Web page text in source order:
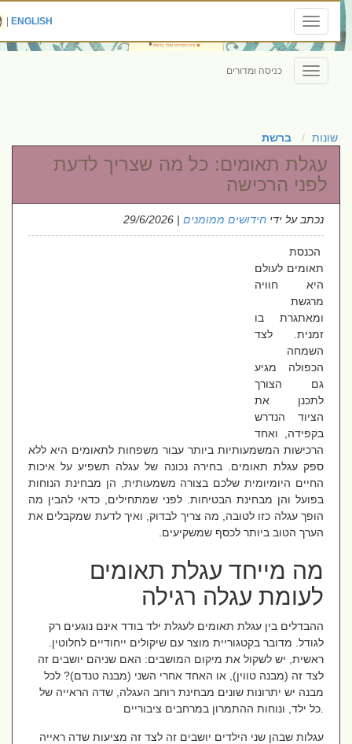
Toggle
navigation
ENGLISH
|
Toggle
navigation
כניסה ומדורים
שונות ברשת
עגלת תאומים: כל מה שצריך לדעת
לפני הרכישה
נכתב על ידיחידושים ממומנים| 29/6/2026
הכנסת
תאומים לעולם
היא חוויה
מרגשת
ומאתגרת בו
זמנית. לצד
השמחה
הכפולה מגיע
גם הצורך
לתכנן את
הציוד הנדרש
בקפידה, ואחד
הרכישות המשמעותיות ביותר עבור משפחות לתאומים היא ללא
ספק עגלת תאומים. בחירה נכונה של עגלה תשפיע על איכות
החיים היומיומית שלכם בצורה משמעותית, הן מבחינת הנוחות
בפועל והן מבחינת הבטיחות. לפני שמתחילים, כדאי להבין מה
הופך עגלה כזו לטובה, מה צריך לבדוק, ואיך לדעת שמקבלים את
הערך הטוב ביותר לכסף שמשקיעים.
מה מייחד עגלת תאומים
לעומת עגלה רגילה
ההבדלים בין עגלת תאומים לעגלת ילד בודד אינם נוגעים רק
לגודל. מדובר בקטגוריית מוצר עם שיקולים ייחודיים לחלוטין.
ראשית, יש לשקול את מיקום המושבים: האם שניהם יושבים זה
לצד זה (מבנה טווין), או האחד אחרי השני (מבנה טנדם)? לכל
מבנה יש יתרונות שונים מבחינת רוחב העגלה, שדה הראייה של
עגלות שבהן שני הילדים יושבים זה לצד זה מציעות שדה ראייה